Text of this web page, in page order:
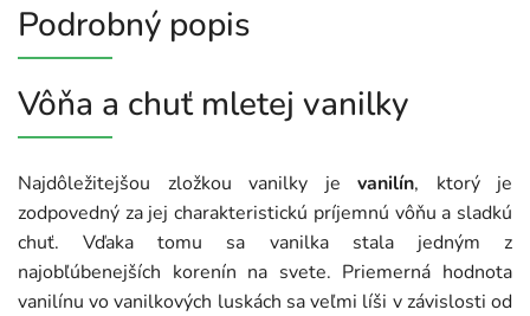
Podrobný popis
Vôňa a chuť mletej vanilky
Najdôležitejšou zložkou vanilky je vanilín, ktorý je
zodpovedný za jej charakteristickú príjemnú vôňu a sladkú
chuť. Vďaka tomu sa vanilka stala jedným z
najobľúbenejších korenín na svete. Priemerná hodnota
vanilínu vo vanilkových luskách sa veľmi líši v závislosti od